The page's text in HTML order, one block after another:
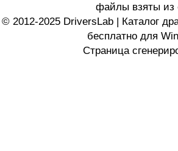
файлы взяты из
© 2012-2025 DriversLab | Каталог
бесплатно для
Страница